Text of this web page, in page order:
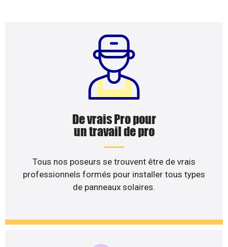
De vrais Pro pour
un travail de pro
Tous nos poseurs se trouvent être de vrais
professionnels formés pour installer tous types
de panneaux solaires.